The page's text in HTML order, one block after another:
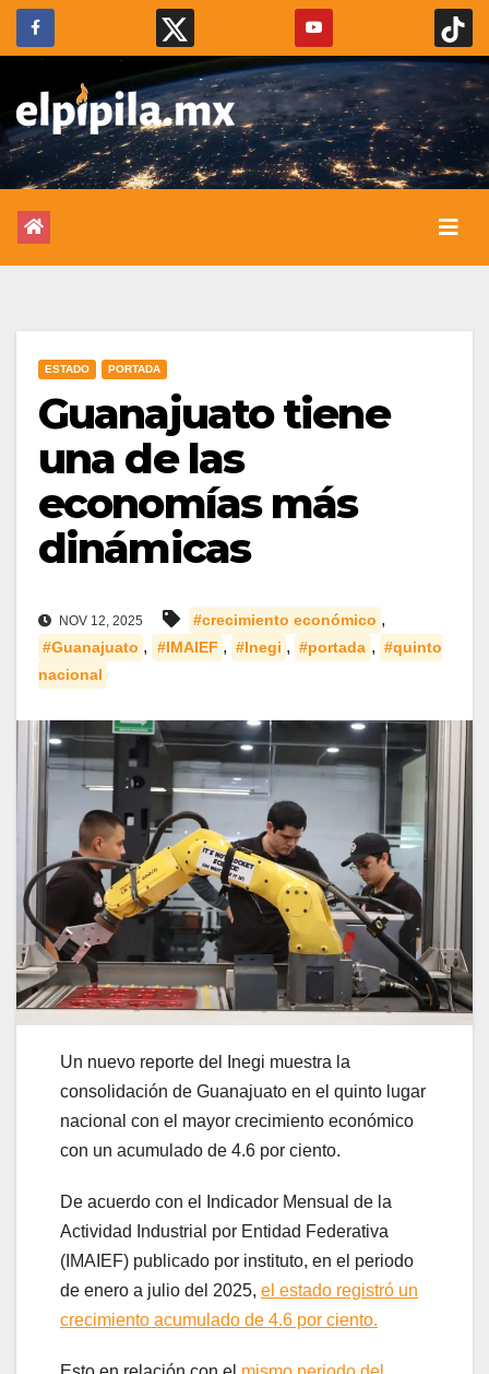
ESTADO PORTADA
Guanajuato tiene
una de las
economías más
dinámicas
NOV 12, 2025 #crecimiento económico ,
#Guanajuato , #IMAIEF , #Inegi , #portada , #quinto
nacional
Un nuevo reporte del Inegi muestra la
consolidación de Guanajuato en el quinto lugar
nacional con el mayor crecimiento económico
con un acumulado de 4.6 por ciento.
De acuerdo con el Indicador Mensual de la
Actividad Industrial por Entidad Federativa
(IMAIEF) publicado por instituto, en el periodo
de enero a julio del 2025, el estado registró un
crecimiento acumulado de 4.6 por ciento.